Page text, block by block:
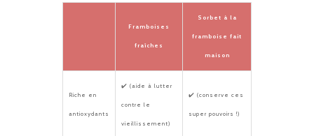
Framboises
fraîches
Sorbet à la
framboise fait
maison
Riche en
antioxydants
✔️ (aide à lutter
contre le
vieillissement)
✔️ (conserve ces
super pouvoirs !)